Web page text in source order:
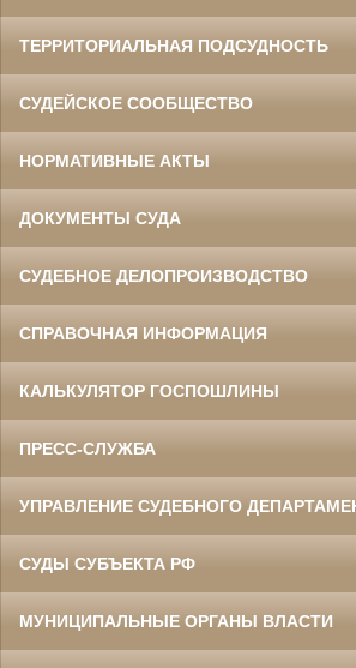
ТЕРРИТОРИАЛЬНАЯ ПОДСУДНОСТЬ
СУДЕЙСКОЕ СООБЩЕСТВО
НОРМАТИВНЫЕ АКТЫ
ДОКУМЕНТЫ СУДА
СУДЕБНОЕ ДЕЛОПРОИЗВОДСТВО
СПРАВОЧНАЯ ИНФОРМАЦИЯ
КАЛЬКУЛЯТОР ГОСПОШЛИНЫ
ПРЕСС-СЛУЖБА
УПРАВЛЕНИЕ СУДЕБНОГО
СУДЫ СУБЪЕКТА РФ
МУНИЦИПАЛЬНЫЕ ОРГАНЫ ВЛАСТИ